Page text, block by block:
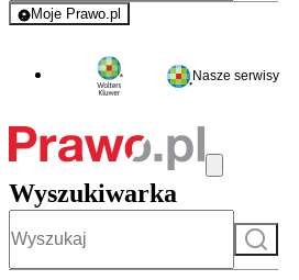
Moje Prawo.pl
- rejestracja i logowanie do serwisu
Nasze serwisy
Wyszukiwarka
Szukaj